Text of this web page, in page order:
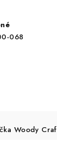
068
Woody